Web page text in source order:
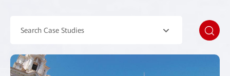
Search Case Studies